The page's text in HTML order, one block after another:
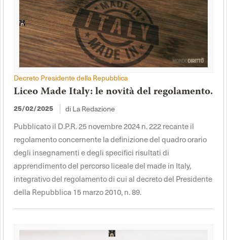
Decreto Presidente della Repubblica
Liceo Made Italy: le novità del regolamento.
25/02/2025 di La Redazione
Pubblicato il D.P.R. 25 novembre 2024 n. 222 recante il
regolamento concernente la definizione del quadro orario
degli insegnamenti e degli specifici risultati di
apprendimento del percorso liceale del made in Italy,
integrativo del regolamento di cui al decreto del Presidente
della Repubblica 15 marzo 2010, n. 89.